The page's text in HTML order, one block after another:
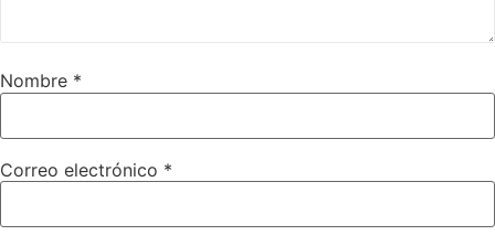
Nombre *
Correo electrónico *